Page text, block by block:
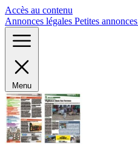
Accès au contenu
Annonces légales Petites annonces
Menu
Panneau de gestion des cookies